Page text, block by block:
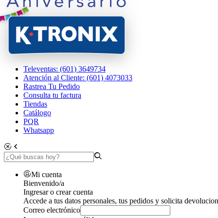
Televentas: (601) 3649734
Atención al Cliente: (601) 4073033
Rastrea Tu Pedido
Consulta tu factura
Tiendas
Catálogo
PQR
Whatsapp
Mi cuenta
Bienvenido/a
Ingresar o crear cuenta
Accede a tus datos personales, tus pedidos y solicita
Correo electrónico